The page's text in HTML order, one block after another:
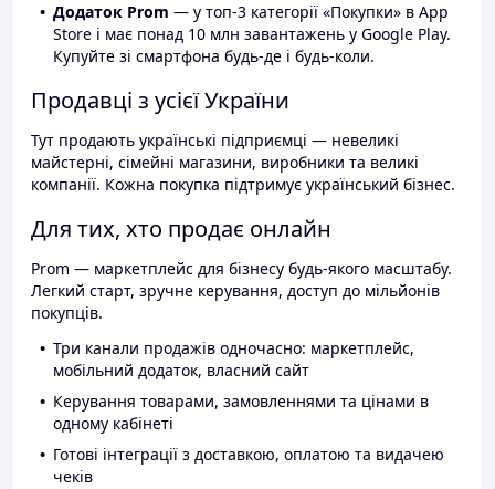
Додаток Prom — у топ-3 категорії «Покупки» в App
Store і має понад 10 млн завантажень у Google Play.
Купуйте зі смартфона будь-де і будь-коли.
Продавці з усієї України
Тут продають українські підприємці — невеликі
майстерні, сімейні магазини, виробники та великі
компанії. Кожна покупка підтримує український бізнес.
Для тих, хто продає онлайн
Prom — маркетплейс для бізнесу будь-якого масштабу.
Легкий старт, зручне керування, доступ до мільйонів
покупців.
Три канали продажів одночасно: маркетплейс,
мобільний додаток, власний сайт
Керування товарами, замовленнями та цінами в
одному кабінеті
Готові інтеграції з доставкою, оплатою та видачею
чеків